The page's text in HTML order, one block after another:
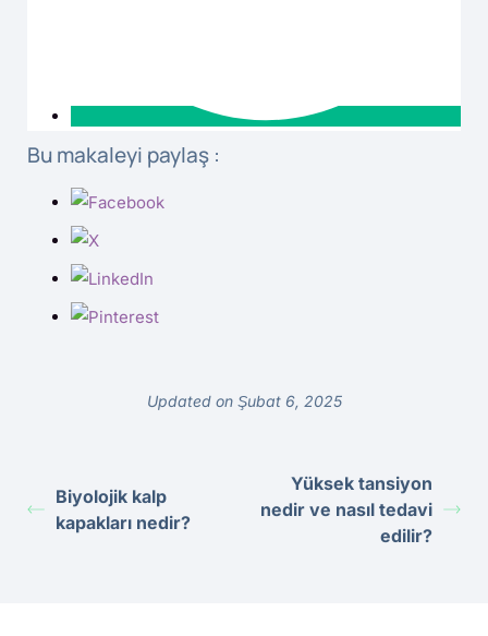
Bu makaleyi paylaş :
Updated on Şubat 6, 2025
Biyolojik kalp
kapakları nedir?
Yüksek tansiyon
nedir ve nasıl tedavi
edilir?